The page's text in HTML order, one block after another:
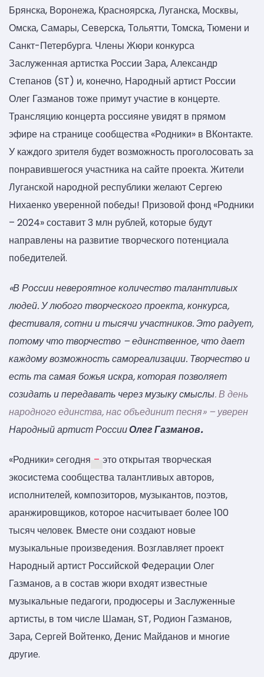
Брянска, Воронежа, Красноярска, Луганска, Москвы,
Омска, Самары, Северска, Тольятти, Томска, Тюмени и
Санкт-Петербурга. Члены Жюри конкурса
Заслуженная артистка России Зара, Александр
Степанов (ST) и, конечно, Народный артист России
Олег Газманов тоже примут участие в концерте.
Трансляцию концерта россияне увидят в прямом
эфире на странице сообщества «Родники» в ВКонтакте.
У каждого зрителя будет возможность проголосовать за
понравившегося участника на сайте проекта. Жители
Луганской народной республики желают Сергею
Нихаенко уверенной победы! Призовой фонд «Родники
– 2024» составит 3 млн рублей, которые будут
направлены на развитие творческого потенциала
победителей.
«В России невероятное количество талантливых
людей. У любого творческого проекта, конкурса,
фестиваля, сотни и тысячи участников. Это радует,
потому что творчество – единственное, что дает
каждому возможность самореализации. Творчество и
есть та самая божья искра, которая позволяет
созидать и передавать через музыку смыслы. В день
народного единства, нас объединит песня» – уверен
Народный артист РоссииОлег Газманов.
«Родники» сегодня – это открытая творческая
экосистема сообщества талантливых авторов,
исполнителей, композиторов, музыкантов, поэтов,
аранжировщиков, которое насчитывает более 100
тысяч человек. Вместе они создают новые
музыкальные произведения. Возглавляет проект
Народный артист Российской Федерации Олег
Газманов, а в состав жюри входят известные
музыкальные педагоги, продюсеры и Заслуженные
артисты, в том числе Шаман, ST, Родион Газманов,
Зара, Сергей Войтенко, Денис Майданов и многие
другие.